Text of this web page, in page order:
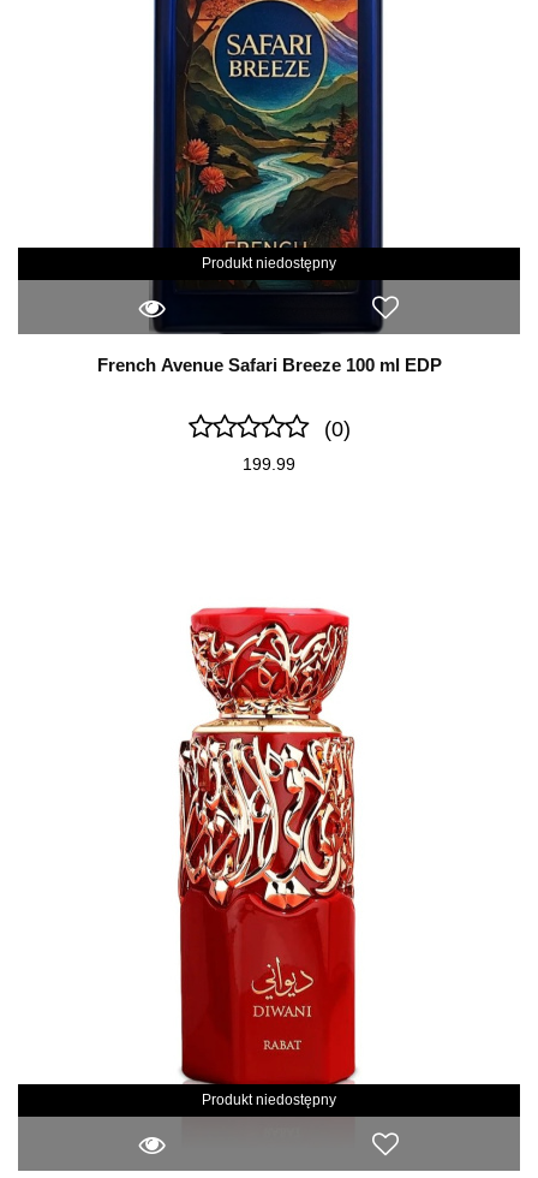
Produkt niedostępny
French Avenue Safari Breeze 100 ml EDP
(0)
199.99
Produkt niedostępny